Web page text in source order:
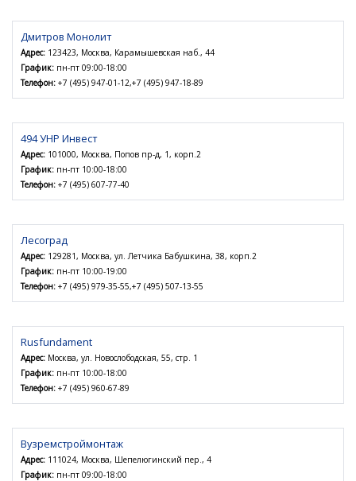
Дмитров Монолит
Адрес: 123423, Москва, Карамышевская наб., 44
График: пн-пт 09:00-18:00
Телефон: +7 (495) 947-01-12,+7 (495) 947-18-89
494 УНР Инвест
Адрес: 101000, Москва, Попов пр-д, 1, корп.2
График: пн-пт 10:00-18:00
Телефон: +7 (495) 607-77-40
Лесоград
Адрес: 129281, Москва, ул. Летчика Бабушкина, 38, корп.2
График: пн-пт 10:00-19:00
Телефон: +7 (495) 979-35-55,+7 (495) 507-13-55
Rusfundament
Адрес: Москва, ул. Новослободская, 55, стр. 1
График: пн-пт 10:00-18:00
Телефон: +7 (495) 960-67-89
Вузремстроймонтаж
Адрес: 111024, Москва, Шепелюгинский пер., 4
График: пн-пт 09:00-18:00